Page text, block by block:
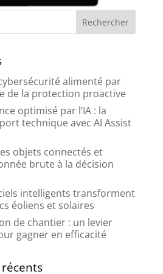
alimenté par
de la protection proactive
optimisé par l’IA : la
technique avec AI Assist
objets connectés et
brute à la décision
intelligents transforment
éoliens et solaires
de chantier : un levier
gagner en efficacité